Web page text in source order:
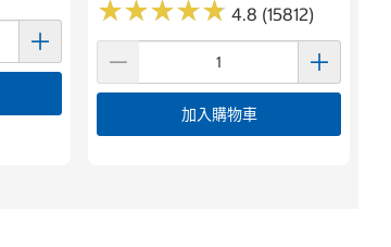
★★★★★
★★★★★ 4.8 (15812)
加入購物車